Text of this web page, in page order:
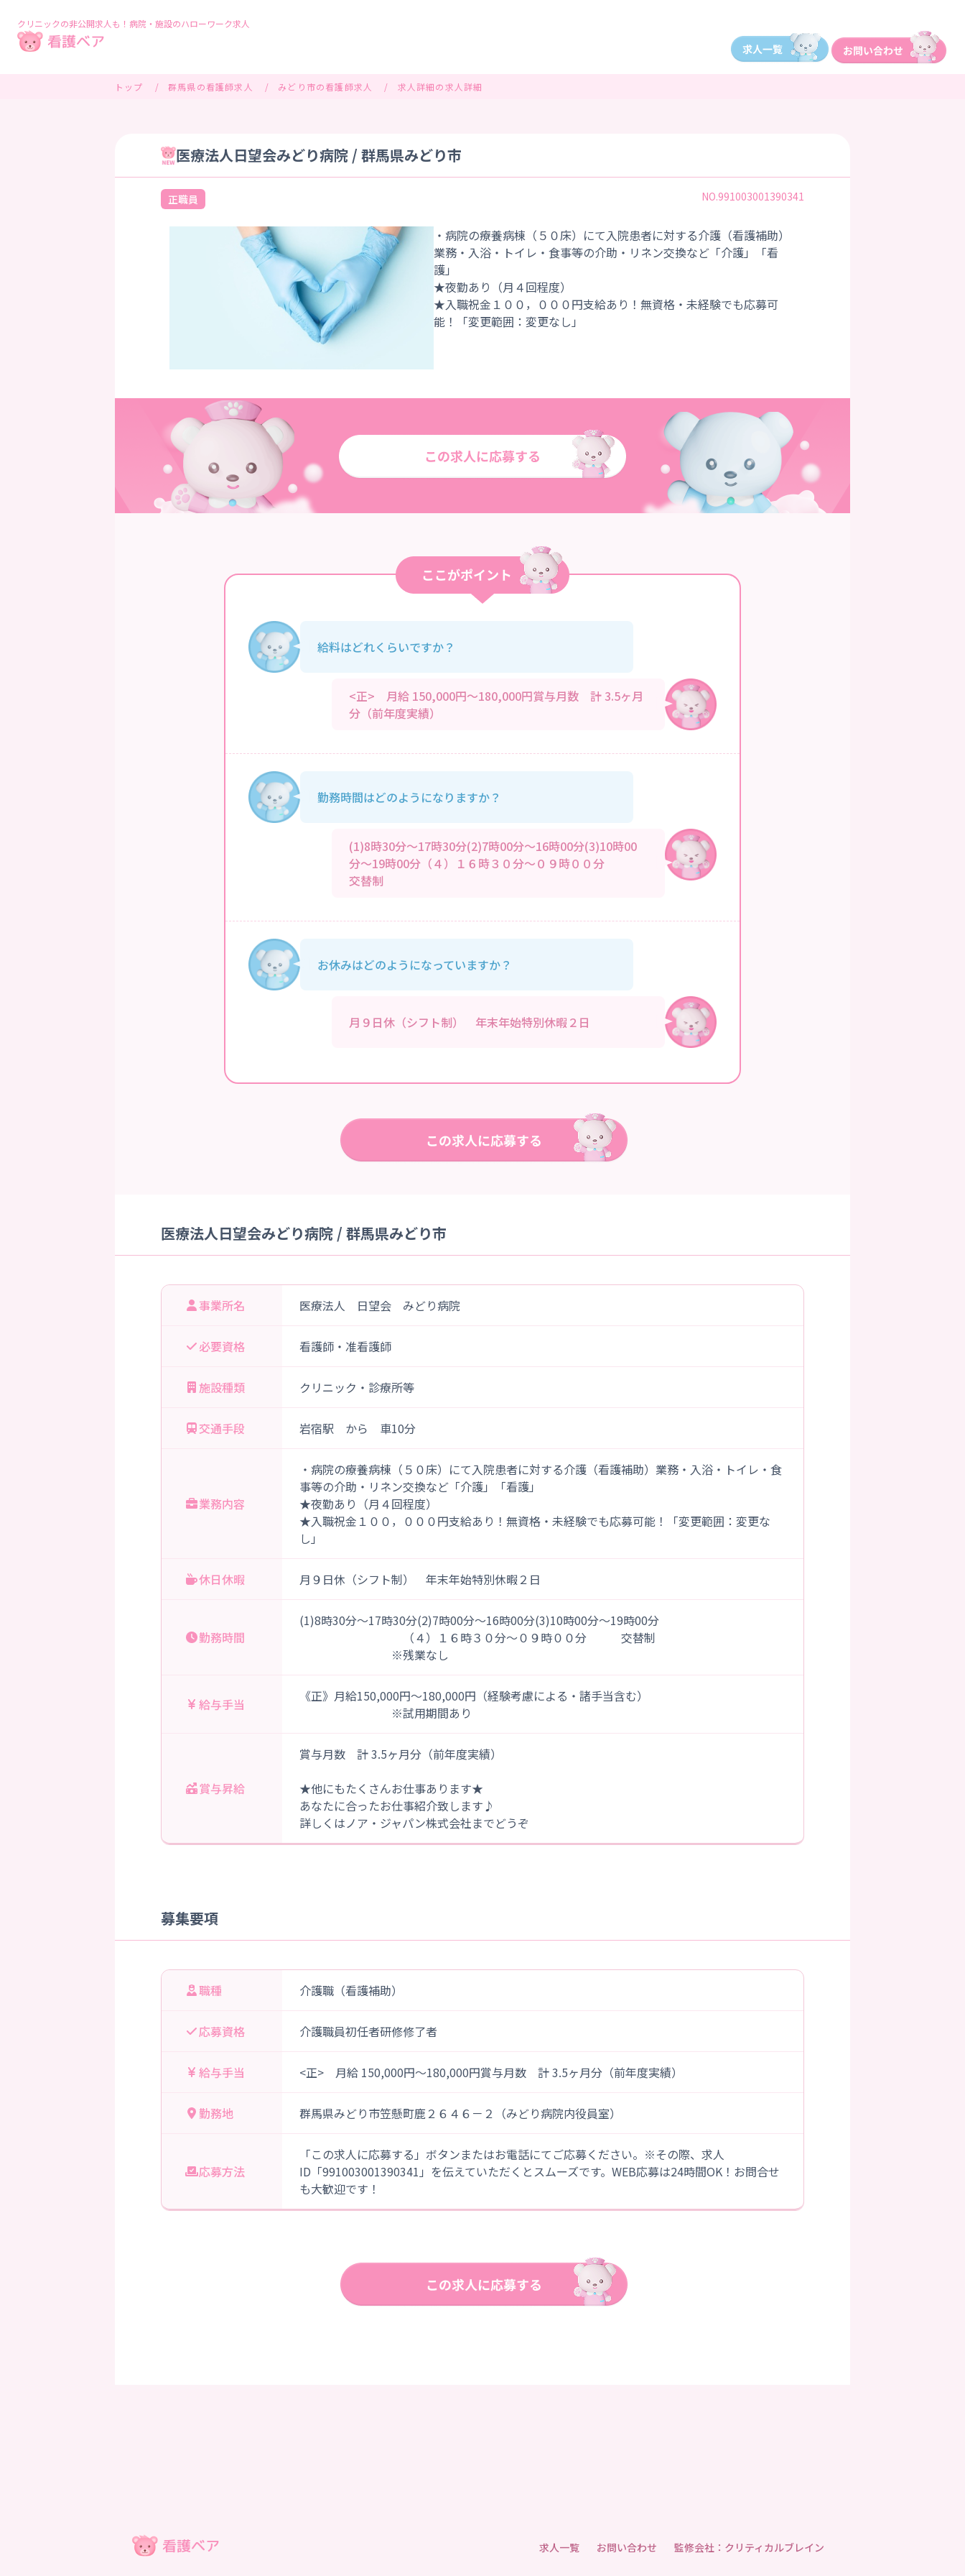
クリニックの非公開求人も！病院・施設のハローワーク求人
トップ 群馬県の看護師求人 みどり市の看護師求人 求人詳細の求人詳細
医療法人日望会みどり病院 / 群馬県みどり市
正職員 NO.991003001390341
・病院の療養病棟（５０床）にて入院患者に対する介護（看護補助）
業務・入浴・トイレ・食事等の介助・リネン交換など「介護」「看
護」
★夜勤あり（月４回程度）
★入職祝金１００，０００円支給あり！無資格・未経験でも応募可
給料はどれくらいですか？
<正> 月給 150,000円～180,000円賞与月数 計 3.5ヶ月
分（前年度実績）
勤務時間はどのようになりますか？
(1)8時30分～17時30分(2)7時00分～16時00分(3)10時00
分～19時00分（４）１６時３０分～０９時００分
交替制
お休みはどのようになっていますか？
月９日休（シフト制） 年末年始特別休暇２日
医療法人日望会みどり病院 / 群馬県みどり市
事業所名 医療法人 日望会 みどり病院
必要資格 看護師・准看護師
施設種類 クリニック・診療所等
交通手段 岩宿駅 から 車10分
業務内容
・病院の療養病棟（５０床）にて入院患者に対する介護（看護補助）業務・入浴・トイレ・食
事等の介助・リネン交換など「介護」「看護」
★夜勤あり（月４回程度）
★入職祝金１００，０００円支給あり！無資格・未経験でも応募可能！「変更範囲：変更な
し」
休日休暇 月９日休（シフト制） 年末年始特別休暇２日
勤務時間
(1)8時30分～17時30分(2)7時00分～16時00分(3)10時00分～19時00分
（４）１６時３０分～０９時００分 交替制
※残業なし
給与手当
《正》月給150,000円～180,000円（経験考慮による・諸手当含む）
※試用期間あり
賞与昇給
賞与月数 計 3.5ヶ月分（前年度実績）
★他にもたくさんお仕事あります★
あなたに合ったお仕事紹介致します♪
詳しくはノア・ジャパン株式会社までどうぞ
募集要項
職種 介護職（看護補助）
応募資格 介護職員初任者研修修了者
給与手当 <正> 月給 150,000円～180,000円賞与月数 計 3.5ヶ月分（前年度実績）
勤務地 群馬県みどり市笠懸町鹿２６４６－２（みどり病院内役員室）
応募方法
「この求人に応募する」ボタンまたはお電話にてご応募ください。※その際、求人
ID「991003001390341」を伝えていただくとスムーズです。WEB応募は24時間OK！お問合せ
も大歓迎です！
求人一覧 お問い合わせ 監修会社：クリティカルブレイン